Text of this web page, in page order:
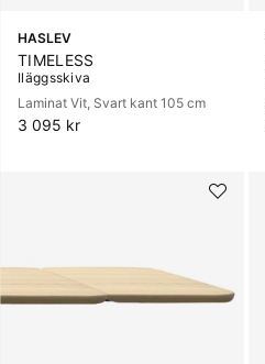
HASLEV
TIMELESS
Iläggsskiva
Laminat Vit, Svart kant 105 cm
3 095 kr